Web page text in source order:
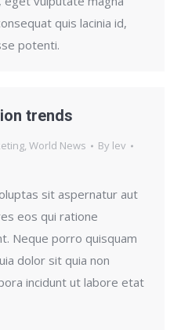
quis lacinia id,
potenti.
trends
, World News By lev
sit aspernatur aut
eos qui ratione
Neque porro quisquam
dolor sit quia non
incidunt ut labore etat